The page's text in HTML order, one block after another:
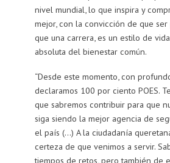
nivel mundial, lo que inspira y
mejor, con la convicción de que ser
que una carrera, es un estilo de
absoluta del bienestar común.
“Desde este momento, con
declaramos 100 por ciento POES.
que sabremos contribuir para que
siga siendo la mejor agencia de
el país (…) A la ciudadanía
certeza de que venimos a servir.
tiempos de retos, pero también de